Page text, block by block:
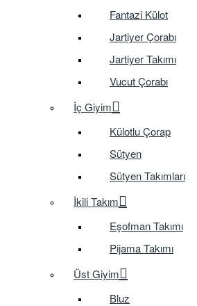
Fantazi Külot
Jartiyer Çorabı
Jartiyer Takımı
Vucut Çorabı
İç Giyim
Külotlu Çorap
Sütyen
Sütyen Takımları
İkili Takım
Eşofman Takımı
Pijama Takımı
Üst Giyim
Bluz